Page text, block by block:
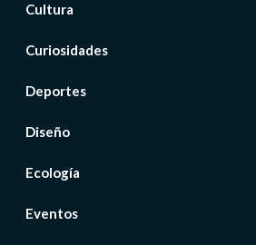
Cultura
Curiosidades
Deportes
Diseño
Ecología
Eventos